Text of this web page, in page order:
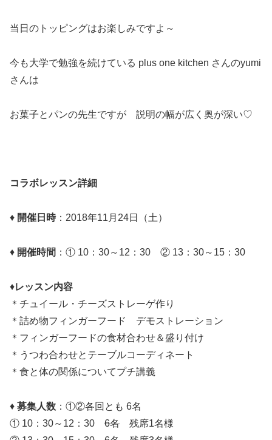
当日のトッピングはお楽しみですよ～
今も大学で勉強を続けている plus one kitchen さんのyumi
さんは
お菓子とパンの先生ですが 説明の幅が広く奥が深い♡
コラボレッスン詳細
♦ 開催日時：2018年11月24日（土）
♦ 開催時間 ：① 10：30～12：30 ② 13：30～15：30
♦レッスン内容
＊チュイール・チーズストレーゲ作り
＊詰め物フィンガーフード デモストレーション
＊フィンガーフードの食材合わせ＆盛り付け
＊うつわ合わせとテーブルコーディネート
＊食と体の関係についてプチ講義
♦ 募集人数 ：①②各回とも 6名
① 10：30～12：30 6名 残席1名様